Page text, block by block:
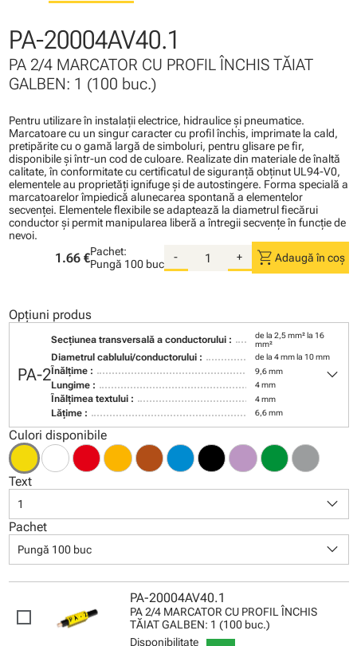
PA-20004AV40.1
PA 2/4 MARCATOR CU PROFIL ÎNCHIS TĂIAT
GALBEN: 1 (100 buc.)
Pentru utilizare în instalaţii electrice, hidraulice şi pneumatice.
Marcatoare cu un singur caracter cu profil închis, imprimate la cald,
pretipărite cu o gamă largă de simboluri, pentru glisare pe fir,
disponibile şi într-un cod de culoare. Realizate din materiale de înaltă
calitate, în conformitate cu certificatul de siguranţă obţinut UL94-V0,
elementele au proprietăţi ignifuge şi de autostingere. Forma specială a
marcatoarelor împiedică alunecarea spontană a elementelor
secvenţei. Elementele flexibile se adaptează la diametrul fiecărui
conductor şi permit manipularea liberă a întregii secvenţe în funcţie de
nevoi.
1.66 €Pachet:
Pungă 100 buc
- + shopping_cart Adaugă în coș
Opțiuni produs
PA-2
Secţiunea transversală a conductorului :
de la 2,5 mm² la 16
mm²
Diametrul cablului/conductorului : de la 4 mm la 10 mm
Înălţime : 9,6 mm
Lungime : 4 mm
Înălţimea textului : 4 mm
Lăţime : 6,6 mm
keyboard_arrow_down
Culori disponibile
Text
1 keyboard_arrow_down
Pachet
Pungă 100 buc keyboard_arrow_down
PA-20004AV40.1
PA 2/4 MARCATOR CU PROFIL ÎNCHIS
TĂIAT GALBEN: 1 (100 buc.)
Disponibilitate